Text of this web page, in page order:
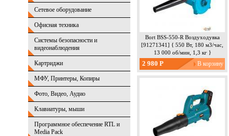
Сетевое оборудование
Офисная техника
Системы безопасности и
видеонаблюдения
Картриджи
МФУ, Принтеры, Копиры
Фото, Видео, Аудио
Клавиатуры, мыши
Программное обеспечение RTL и
Media Pack
Bort BSS-550-R Воздуходувка
[91271341] { 550 Вт, 180 м3/час,
13 000 об/мин, 1,3 кг }
2 980 Р